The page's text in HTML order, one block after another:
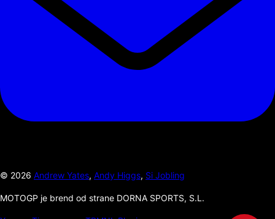
© 2026 Andrew Yates, Andy Higgs, Si Jobling
MOTOGP je brend od strane DORNA SPORTS, S.L.